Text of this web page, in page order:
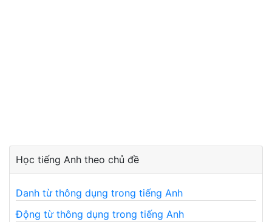
Học tiếng Anh theo chủ đề
Danh từ thông dụng trong tiếng Anh
Động từ thông dụng trong tiếng Anh